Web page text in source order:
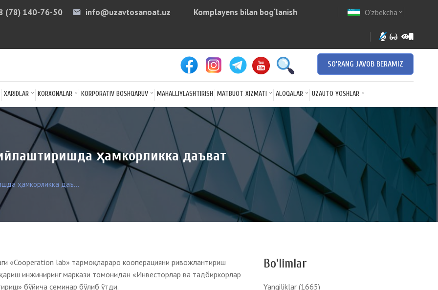
(78) 140-76-50 email info@uzavtosanoat.uz arrow
Komplayens bilan bog‘lanish O'zbekcha expand_more
SO'RANG JAVOB BERAMIZ
XARIDLAR KORXONALAR KORPORATIV BOSHQARUV MAHALLIYLASHTIRISH MATBUOT XIZMATI ALOQALAR UZAUTO YOSHLAR
ҳамкорликка даъват
ҳамкорликка даъ...
«Cooperation lab» тармоқлараро кооперацияни ривожлантириш
инжиниринг маркази томонидан «Инвесторлар ва тадбиркорлар
бўйича семинар бўлиб ўтди.
Bo'limlar
Yangiliklar (1665)